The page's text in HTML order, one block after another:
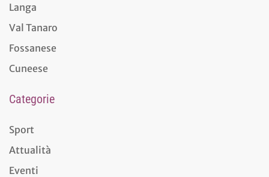
Langa
Val Tanaro
Fossanese
Cuneese
Categorie
Sport
Attualità
Eventi